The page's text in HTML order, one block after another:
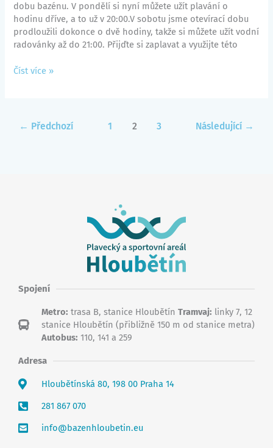
dobu bazénu. V pondělí si nyní můžete užít plavání o
hodinu dříve, a to už v 20:00.V sobotu jsme otevírací dobu
prodloužili dokonce o dvě hodiny, takže si můžete užít vodní
radovánky až do 21:00. Přijďte si zaplavat a využijte této
Číst více »
← Předchozí 1 2 3 Následující →
Spojení
Metro: trasa B, stanice Hloubětín Tramvaj: linky 7, 12
stanice Hloubětín (přibližně 150 m od stanice metra)
Autobus: 110, 141 a 259
Adresa
Hloubětínská 80, 198 00 Praha 14
281 867 070
info@bazenhloubetin.eu